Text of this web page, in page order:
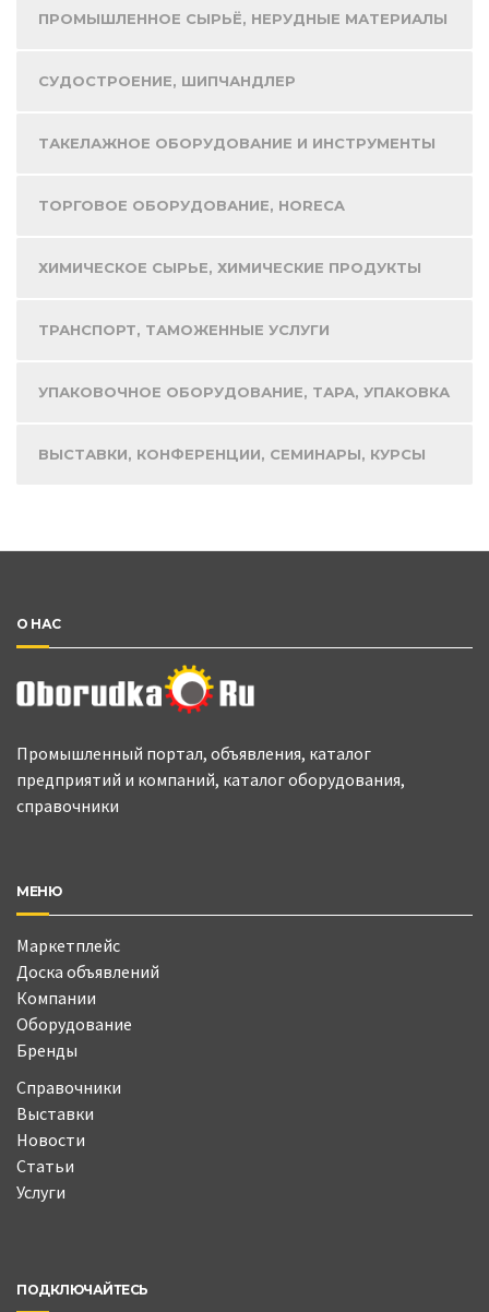
ПРОМЫШЛЕННОЕ СЫРЬЁ, НЕРУДНЫЕ МАТЕРИАЛЫ
СУДОСТРОЕНИЕ, ШИПЧАНДЛЕР
ТАКЕЛАЖНОЕ ОБОРУДОВАНИЕ И ИНСТРУМЕНТЫ
ТОРГОВОЕ ОБОРУДОВАНИЕ, HORECA
ХИМИЧЕСКОЕ СЫРЬЕ, ХИМИЧЕСКИЕ ПРОДУКТЫ
ТРАНСПОРТ, ТАМОЖЕННЫЕ УСЛУГИ
УПАКОВОЧНОЕ ОБОРУДОВАНИЕ, ТАРА, УПАКОВКА
ВЫСТАВКИ, КОНФЕРЕНЦИИ, СЕМИНАРЫ, КУРСЫ
О НАС
Промышленный портал, объявления, каталог
предприятий и компаний, каталог оборудования,
справочники
МЕНЮ
Маркетплейс
Доска объявлений
Компании
Оборудование
Бренды
Справочники
Выставки
Новости
Статьи
Услуги
ПОДКЛЮЧАЙТЕСЬ